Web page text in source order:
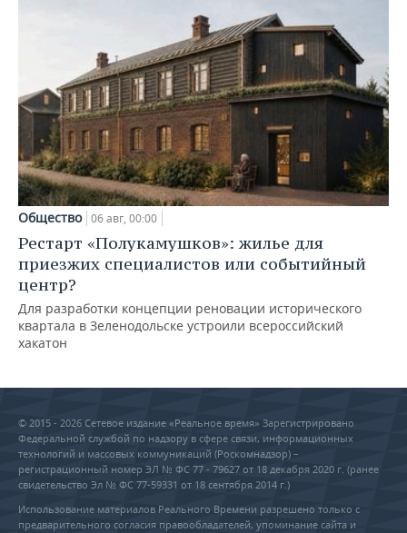
Общество 06 авг, 00:00
Рестарт «Полукамушков»: жилье для
приезжих специалистов или событийный
центр?
Для разработки концепции реновации исторического
квартала в Зеленодольске устроили всероссийский
хакатон
© 2015 - 2026 Сетевое издание «Реальное время» Зарегистрировано
Федеральной службой по надзору в сфере связи, информационных
технологий и массовых коммуникаций (Роскомнадзор) –
регистрационный номер ЭЛ № ФС 77 - 79627 от 18 декабря 2020 г. (ранее
свидетельство Эл № ФС 77-59331 от 18 сентября 2014 г.)
Использование материалов Реального Времени разрешено только с
предварительного согласия правообладателей, упоминание сайта и